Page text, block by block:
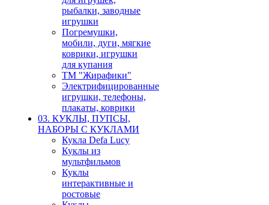
рыбалки, заводные
игрушки
Погремушки,
мобили, дуги, мягкие
коврики, игрушки
для купания
ТМ "Жирафики"
Электрифицированные
игрушки, телефоны,
плакаты, коврики
03. КУКЛЫ, ПУПСЫ,
НАБОРЫ С КУКЛАМИ
Кукла Defa Lucy
Куклы из
мультфильмов
Куклы
интерактивные и
ростовые